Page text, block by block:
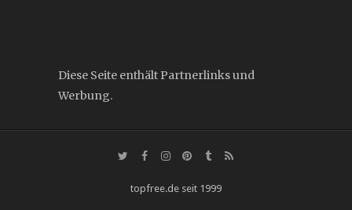
Diese Seite enthält Partnerlinks und
Werbung.
topfree.de seit 1999